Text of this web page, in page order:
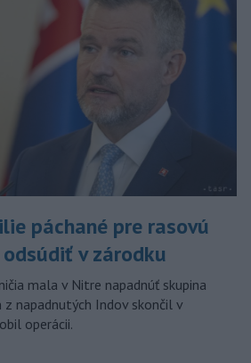
páchané pre rasovú
v zárodku
mala v Nitre napadnúť skupina
z napadnutých Indov skončil v
operácii.